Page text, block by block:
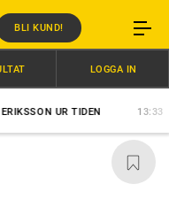
BLI KUND!
UR TIDEN 13:33
LOGGA IN